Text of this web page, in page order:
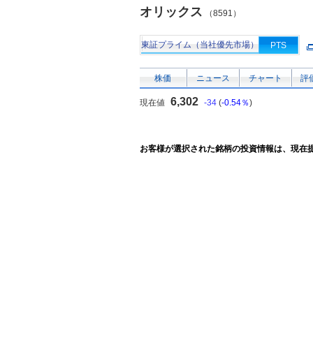
オリックス （8591）
東証プライム（当社優先市場） PTS
株価 ニュース チャート 評
現在値 6,302 -34 (-0.54％)
お客様が選択された銘柄の投資情報は、現在